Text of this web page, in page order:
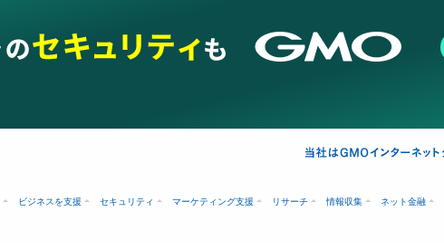
ビジネスを支援 セキュリティ マーケティング支援 リサーチ 情報収集 ネット金融